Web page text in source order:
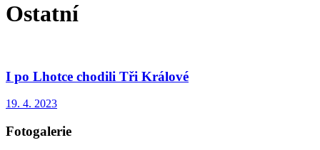
Ostatní
I po Lhotce chodili Tři Králové
19. 4. 2023
Fotogalerie